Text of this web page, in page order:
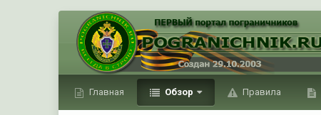
Главная Обзор Правила